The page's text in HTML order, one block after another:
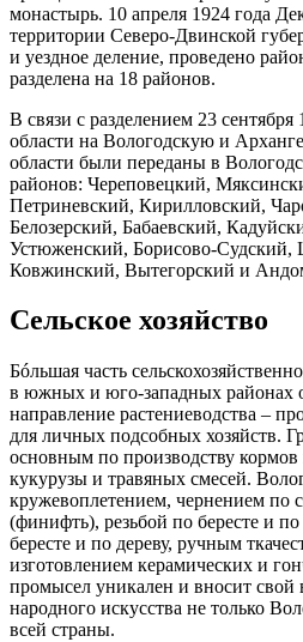
монастырь. 10 апреля 1924 года
территории Северо-Двинской
и уездное деление, проведено
разделена на 18 районов.
В связи с разделением 23
области на Вологодскую и
области были переданы в
районов: Череповецкий,
Петриневский, Кирилловский,
Белозерский, Бабаевский,
Устюженский, Борисово-
Ковжинский, Вытегорский и
Сельское хозяйство
Бóльшая часть
в южных и юго-западных районах
направление растениеводства –
для личных подсобных хозяйств.
основным по производству кормов
кукурузы и травяных смесей.
кружевоплетением, чернением по
(финифть), резьбой по бересте и
бересте и по дереву, ручным
изготовлением керамических и
промысел уникален и вносит свой
народного искусства не только
всей страны.